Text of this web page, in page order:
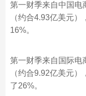
第一财季来自中国电
（约合4.93亿美元
16%。
第一财季来自国际电
（约合9.92亿美元
了26%。